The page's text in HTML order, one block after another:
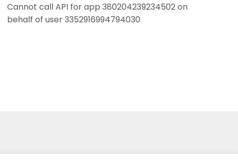
Cannot call API for app 380204239234502 on
behalf of user 3352916994794030